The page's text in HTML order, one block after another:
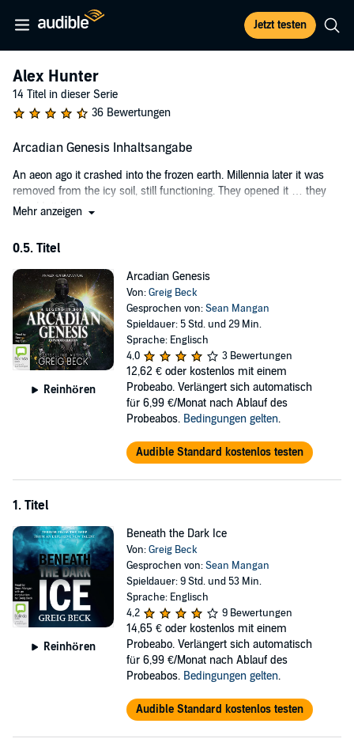
Jetzt testen
Alex Hunter
14 Titel in dieser Serie
36 Bewertungen
Arcadian Genesis Inhaltsangabe
An aeon ago it crashed into the frozen earth. Millennia later it was
removed from the icy soil, still functioning. They opened it … they
shouldn’t have.
into the weapon known as the Arcadian – and the elite team of
must enter a hostile country to rescue a defected Chechen
researcher from the centre of a country at war.
But the HAWCs are not the only ones looking for the rogue scientist
and the mysterious package he carries with him. A brutal and
relentless killer and his death squad are on the trail too – and they
bring a savagery with them Hunter and his team have never
witnessed before in modern warfare.
©2012 Greig Beck (P)2021 Bolinda Publishing
Mehr anzeigen
0.5. Titel
Reinhören
Arcadian Genesis
Von:Greig Beck
Gesprochen von:Sean Mangan
Spieldauer: 5 Std. und 29 Min.
Sprache: Englisch
4,0
3 Bewertungen
12,62 € oder kostenlos mit einem
Probeabo. Verlängert sich automatisch
für 6,99 €/Monat nach Ablauf des
Probeabos. Bedingungen gelten.
Audible Standard kostenlos testen
1. Titel
Reinhören
Beneath the Dark Ice
Von:Greig Beck
Gesprochen von:Sean Mangan
Spieldauer: 9 Std. und 53 Min.
Sprache: Englisch
4,2
9 Bewertungen
14,65 € oder kostenlos mit einem
Probeabo. Verlängert sich automatisch
für 6,99 €/Monat nach Ablauf des
Probeabos. Bedingungen gelten.
Audible Standard kostenlos testen